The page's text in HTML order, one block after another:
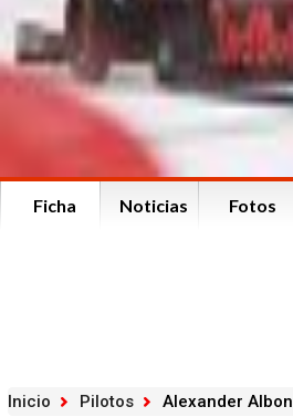
Ficha Noticias Fotos
Inicio Pilotos Alexander Albon